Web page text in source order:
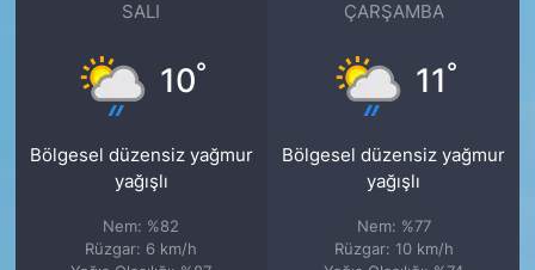
SALI
10°
Bölgesel düzensiz yağmur
yağışlı
Nem: %82
Rüzgar: 6 km/h
ÇARŞAMBA
11°
Bölgesel düzensiz yağmur
yağışlı
Nem: %77
Rüzgar: 10 km/h